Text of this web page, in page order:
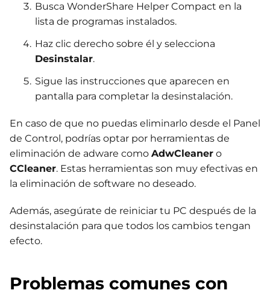
Busca WonderShare Helper Compact en la
lista de programas instalados.
Haz clic derecho sobre él y selecciona
Desinstalar.
Sigue las instrucciones que aparecen en
pantalla para completar la desinstalación.
En caso de que no puedas eliminarlo desde el Panel
de Control, podrías optar por herramientas de
eliminación de adware como AdwCleaner o
CCleaner. Estas herramientas son muy efectivas en
la eliminación de software no deseado.
Además, asegúrate de reiniciar tu PC después de la
desinstalación para que todos los cambios tengan
efecto.
Problemas comunes con